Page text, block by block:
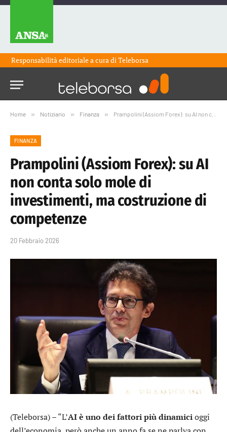
Responsabilità editoriale a cura diTeleborsa
Home » Notiziario » Finanza » Prampolini (Assiom Forex): su AI non conta solo mole di investimenti, ma costruzione di competenze
FINANZA
Prampolini (Assiom Forex): su AI
non conta solo mole di
investimenti, ma costruzione di
competenze
20 Febbraio 2026
(Teleborsa) – “L’AI è uno dei fattori più dinamicioggi